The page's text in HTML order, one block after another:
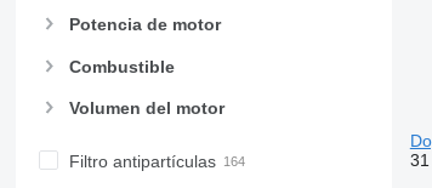
Potencia de motor
Combustible
Volumen del motor
Filtro antipartículas
31